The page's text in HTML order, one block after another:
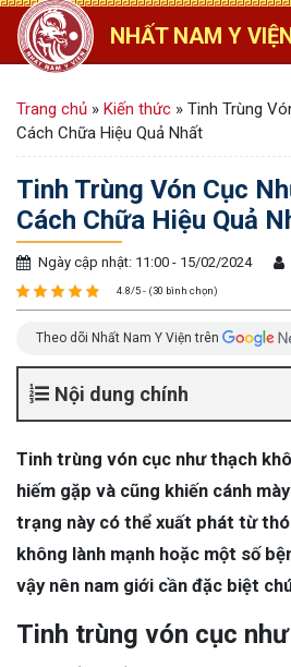
NHẤT NAM Y
Trang chủ » Kiến thức » Tinh Trùng
Cách Chữa Hiệu Quả Nhất
Tinh Trùng Vón Cục
Cách Chữa Hiệu Quả
Ngày cập nhật: 11:00 - 15/02/2024
4.8/5 - (30 bình chọn)
Theo dõi Nhất Nam Y Viện trên
Nội dung chính
Tinh trùng vón cục như thạch
hiếm gặp và cũng khiến cánh
trạng này có thể xuất phát từ
không lành mạnh hoặc một số
vậy nên nam giới cần đặc biệt
Tinh trùng vón cục